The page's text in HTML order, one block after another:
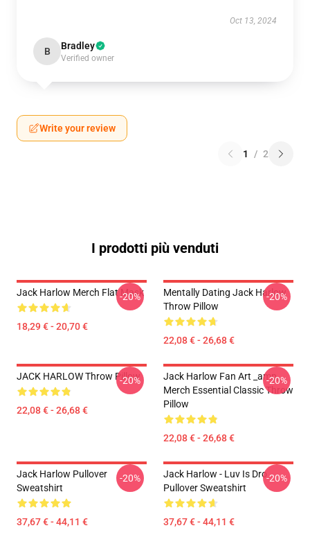
Oct 13, 2024
B Bradley
Verified owner
Write your review
1 / 2
I prodotti più venduti
Jack Harlow Merch Flat Mask
18,29 € - 20,70 €
-20%
Mentally Dating Jack Harlow
Throw Pillow
22,08 € - 26,68 €
-20%
JACK HARLOW Throw Pillow
22,08 € - 26,68 €
-20%
Jack Harlow Fan Art _amp_
Merch Essential Classic Throw
Pillow
22,08 € - 26,68 €
-20%
Jack Harlow Pullover
Sweatshirt
37,67 € - 44,11 €
-20%
Jack Harlow - Luv Is Dro
Pullover Sweatshirt
37,67 € - 44,11 €
-20%